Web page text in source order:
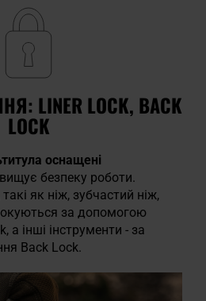
LINER LOCK, BACK
LOCK
оснащені
безпеку роботи.
як ніж, зубчастий ніж,
за допомогою
а інші інструменти - за
Back Lock.